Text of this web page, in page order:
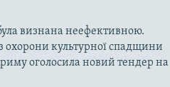
визнана неефективною.
охорони культурної спадщини
оголосила новий тендер на